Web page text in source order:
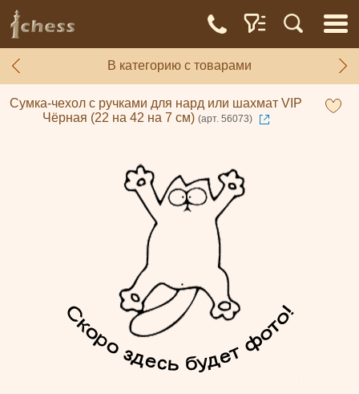
В категорию с товарами
Сумка-чехол с ручками для нард или шахмат VIP
Чёрная (22 на 42 на 7 см) (арт. 56073)